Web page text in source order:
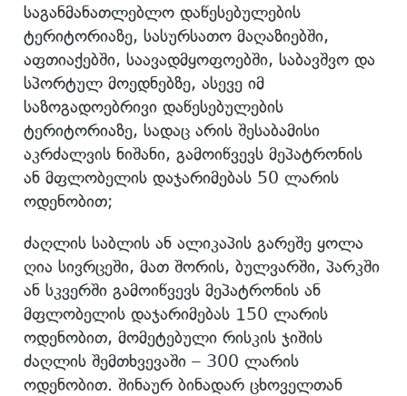
საგანმანათლებლო დაწესებულების
ტერიტორიაზე, სასურსათო მაღაზიებში,
აფთიაქებში, საავადმყოფოებში, საბავშვო და
სპორტულ მოედნებზე, ასევე იმ
საზოგადოებრივი დაწესებულების
ტერიტორიაზე, სადაც არის შესაბამისი
აკრძალვის ნიშანი, გამოიწვევს მეპატრონის
ან მფლობელის დაჯარიმებას 50 ლარის
ოდენობით;
ძაღლის საბლის ან ალიკაპის გარეშე ყოლა
ღია სივრცეში, მათ შორის, ბულვარში, პარკში
ან სკვერში გამოიწვევს მეპატრონის ან
მფლობელის დაჯარიმებას 150 ლარის
ოდენობით, მომეტებული რისკის ჯიშის
ძაღლის შემთხვევაში – 300 ლარის
ოდენობით. შინაურ ბინადარ ცხოველთან